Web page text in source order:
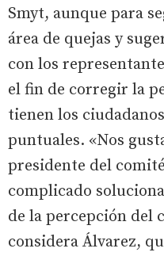
Smyt, aunque para
área de quejas y
con los
el fin de corregir la
tienen los
puntuales. «Nos
presidente del
complicado
de la percepción del
considera Álvarez,